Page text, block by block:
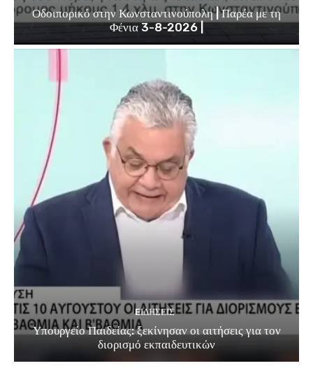
Οδοιπορικό στην Κωνσταντινούπολη | Παρέα με τη
Φένια 3-8-2026 |
EΙΔΗΣΕΙΣ
Υπουργείο Παιδείας: ξεκίνησαν οι αιτήσεις για τον
διορισμό εκπαιδευτικών